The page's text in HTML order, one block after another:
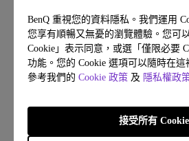
BenQ 重視您的資料隱私。我們運用
您享有順暢又無憂的瀏覽體驗。您可
Cookie」表示同意，或選「僅限必要
功能。您的 Cookie 選項可以隨時在
參考我們的 Cookie 政策 及 隱私權政
接受所有 Cookie
主題書單介紹